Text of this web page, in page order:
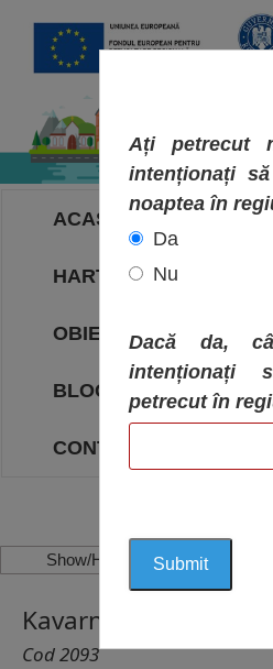
ACASA
HARTA OBIECTIVELOR
OBIECTIVE
BLOG
CONTACT
Show/Hide Left Side
Kavarna Rock Fest,
Cod 2093
Ați petrecut
intenționați
noaptea în
Da
Nu
Dacă da,
petrecut în